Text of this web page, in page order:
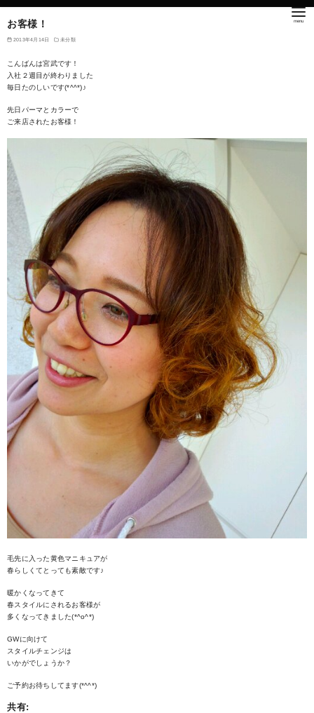
お客様！
2013年4月14日 未分類
こんばんは宮武です！
入社２週目が終わりました
毎日たのしいです(*^^*)♪
先日パーマとカラーで
ご来店されたお客様！
毛先に入った黄色マニキュアが
春らしくてとっても素敵です♪
暖かくなってきて
春スタイルにされるお客様が
多くなってきました(*^o^*)
GWに向けて
スタイルチェンジは
いかがでしょうか？
ご予約お待ちしてます(*^^*)
共有: